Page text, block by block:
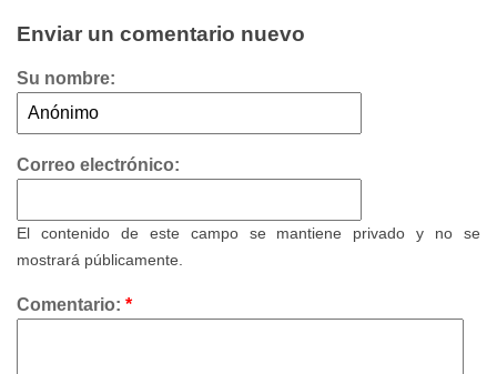
Enviar un comentario nuevo
Su nombre:
Correo electrónico:
El contenido de este campo se mantiene privado y no se
mostrará públicamente.
Comentario: *